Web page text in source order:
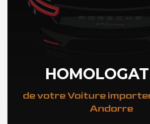
de votre Voiture
Andorre